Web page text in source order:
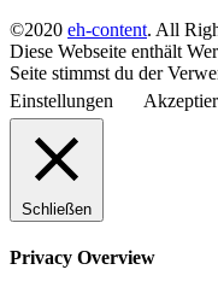
©2020 eh-content. All
Diese Webseite enthält
Seite stimmst du der
Einstellungen
Schließen
Privacy Overview